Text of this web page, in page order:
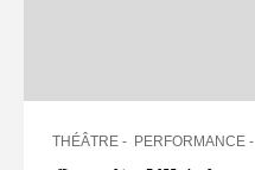
THÉÂTRE PERFORMANCE